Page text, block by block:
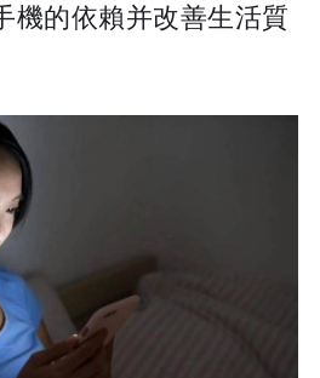
機的依賴并改善生活質